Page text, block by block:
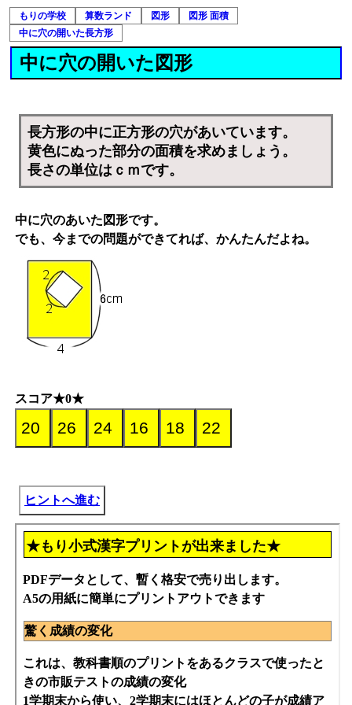
もりの学校 算数ランド 図形
図形 面積
中に穴の開いた長方形
中に穴の開いた図形
長方形の中に正方形の穴があいています。
黄色にぬった部分の面積を求めましょう。
長さの単位はｃｍです。
中に穴のあいた図形です。
でも、今までの問題ができてれば、かんたんだよね。
スコア★0★
ヒントへ進む